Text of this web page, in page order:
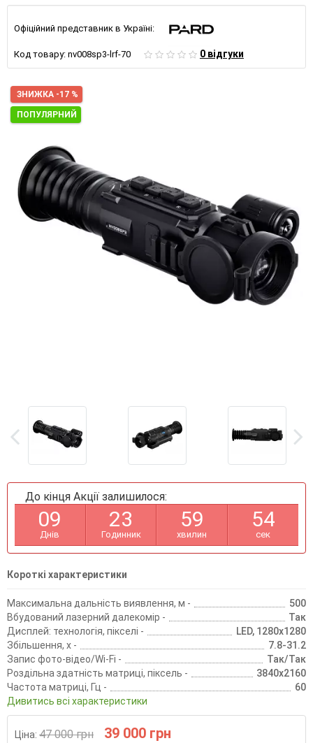
Офіційний представник в Україні:
Код товару: nv008sp3-lrf-70 0 відгуки
ЗНИЖКА -17 %
ПОПУЛЯРНИЙ
До кінця Акції залишилося:
09
Днів
23
Годинник
59
хвилин
53
сек
Короткі характеристики
Максимальна дальність виявлення, м -
500
Вбудований лазерний далекомір -
Так
Дисплей: технологія, пікселі -
LED, 1280х1280
Збільшення, х -
7.8-31.2
Запис фото-відео/Wi-Fi -
Так/Так
Роздільна здатність матриці, піксель -
3840х2160
Частота матриці, Гц -
60
Дивитись всі характеристики
Ціна: 47 000 грн 39 000 грн